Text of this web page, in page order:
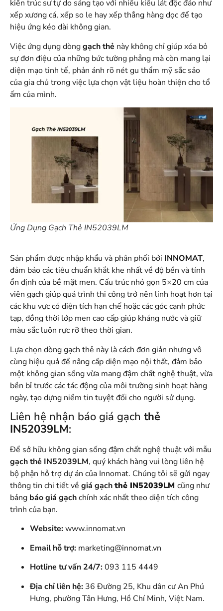
kiến trúc sư tự do sáng tạo với nhiều kiểu lát độc đáo như
xếp xương cá, xếp so le hay xếp thẳng hàng dọc để tạo
hiệu ứng kéo dài không gian.
Việc ứng dụng dònggạch thẻ này không chỉ giúp xóa bỏ
sự đơn điệu của những bức tường phẳng mà còn mang lại
diện mạo tinh tế, phản ánh rõ nét gu thẩm mỹ sắc sảo
của gia chủ trong việc lựa chọn vật liệu hoàn thiện cho tổ
ấm của mình.
Ứng Dụng Gạch Thẻ IN52039LM
Sản phẩm được nhập khẩu và phân phối bởi INNOMAT,
đảm bảo các tiêu chuẩn khắt khe nhất về độ bền và tính
ổn định của bề mặt men. Cấu trúc nhỏ gọn 5×20 cm của
viên gạch giúp quá trình thi công trở nên linh hoạt hơn tại
các khu vực có diện tích hạn chế hoặc các góc cạnh phức
tạp, đồng thời lớp men cao cấp giúp kháng nước và giữ
màu sắc luôn rực rỡ theo thời gian.
Lựa chọn dòng gạch thẻ này là cách đơn giản nhưng vô
cùng hiệu quả để nâng cấp diện mạo nội thất, đảm bảo
một không gian sống vừa mang đậm chất nghệ thuật, vừa
bền bỉ trước các tác động của môi trường sinh hoạt hàng
ngày, tạo dựng niềm tin tuyệt đối cho người sử dụng.
Liên hệ nhận báo giá gạch thẻ
IN52039LM:
Để sở hữu không gian sống đậm chất nghệ thuật với mẫu
gạchthẻ IN52039LM, quý khách hàng vui lòng liên hệ
bộ phận hỗ trợ dự án của Innomat. Chúng tôi sẽ gửi ngay
thông tin chi tiết về giá gạchthẻ IN52039LM cũng như
bảng báo giá gạchchính xác nhất theo diện tích công
trình của bạn.
Website:www.innomat.vn
Email hỗ trợ: marketing@innomat.vn
Hotline tư vấn 24/7:093 115 4449
Địa chỉ liên hệ: 36 Đường 25, Khu dân cư An Phú
Hưng, phường Tân Hưng, Hồ Chí Minh, Việt Nam.